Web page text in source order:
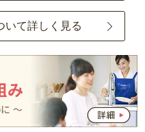
いて詳しく見る